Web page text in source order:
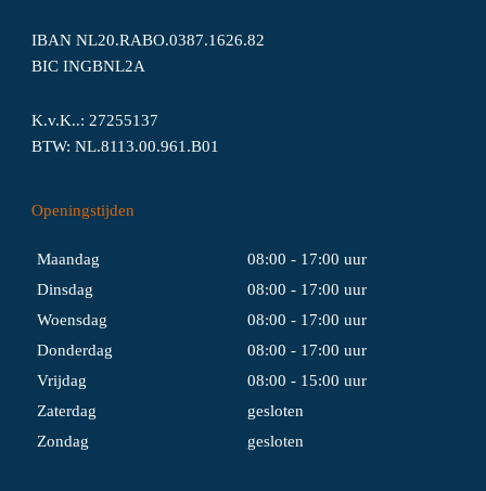
IBAN NL20.RABO.0387.1626.82
BIC INGBNL2A
K.v.K..: 27255137
BTW: NL.8113.00.961.B01
Openingstijden
Maandag
08:00 - 17:00 uur
Dinsdag
08:00 - 17:00 uur
Woensdag
08:00 - 17:00 uur
Donderdag
08:00 - 17:00 uur
Vrijdag
08:00 - 15:00 uur
Zaterdag
gesloten
Zondag
gesloten